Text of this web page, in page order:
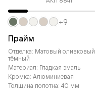
Прайм
Отделка: Матовый оливковый
тёмный
Материал: Гладкая эмаль
Кромка: Алюминиевая
Толщина полотна: 40 мм
+9